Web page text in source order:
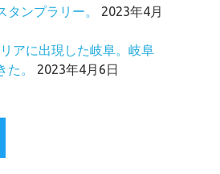
タンプラリー。
2023年4月
アに出現した岐阜。岐阜
た。
2023年4月6日